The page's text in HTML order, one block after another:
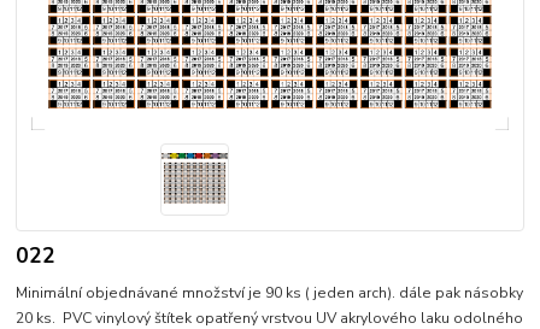
022
Minimální objednávané množství je 90 ks ( jeden arch). dále pak násobky
20 ks. PVC vinylový štítek opatřený vrstvou UV akrylového laku odolného